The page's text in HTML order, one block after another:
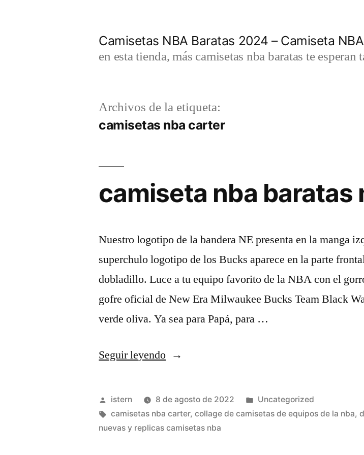
Camisetas NBA Baratas 2024 – Camiseta NBA
en esta tienda, más camisetas nba baratas te esperan
Archivos de la etiqueta:
camisetas nba carter
camiseta nba baratas
Nuestro logotipo de la bandera NE presenta en la manga
superchulo logotipo de los Bucks aparece en la parte
dobladillo. Luce a tu equipo favorito de la NBA con el
gofre oficial de New Era Milwaukee Bucks Team Black
verde oliva. Ya sea para Papá, para …
Seguir leyendo«camiseta
baratas
menos
de
Publicado
por
istern 8 de agosto de 2022
Publicado
en
Uncategorized
Etiquetas:
camisetas nba carter,collage de camisetas de equipos de la nba,
nuevas y replicas camisetas nba